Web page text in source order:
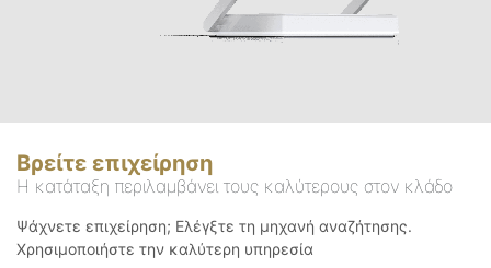
Βρείτε επιχείρηση
Η κατάταξη περιλαμβάνει τους καλύτερους στον κλάδο
Ψάχνετε επιχείρηση; Ελέγξτε τη μηχανή αναζήτησης.
Χρησιμοποιήστε την καλύτερη υπηρεσία